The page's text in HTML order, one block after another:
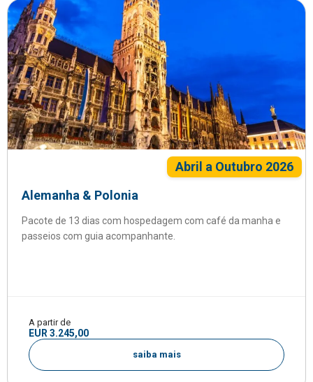
Abril a Outubro 2026
Alemanha & Polonia
Pacote de 13 dias com hospedagem com café da manha e
passeios com guia acompanhante.
A partir de
EUR 3.245,00
saiba mais